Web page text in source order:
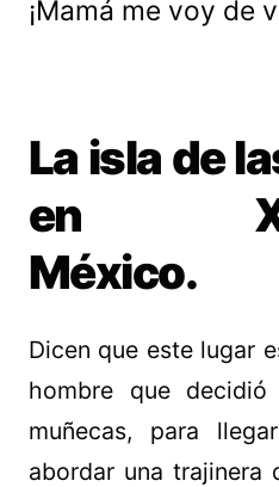
¡Mamá me voy de
La isla de
en
México.
Dicen que este lugar
hombre que
muñecas, para
abordar una trajinera